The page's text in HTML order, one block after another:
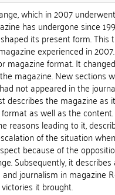
which in 2007
has undergone since
its present form. This
experienced in
magazine format. It
magazine. New sections
not appeared in the
describes the magazine
as well as the
reasons leading to it,
of the situation
because of the
Subsequently, it
journalism in magazine
it brought.